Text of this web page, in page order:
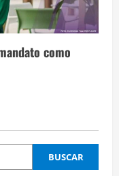
como
BUSCAR